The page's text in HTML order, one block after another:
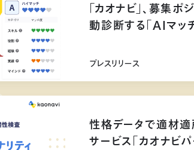
「カオナビ」、募集
動診断する「AIマッ
プレスリリース
性格データで適材
サービス「カオナビ